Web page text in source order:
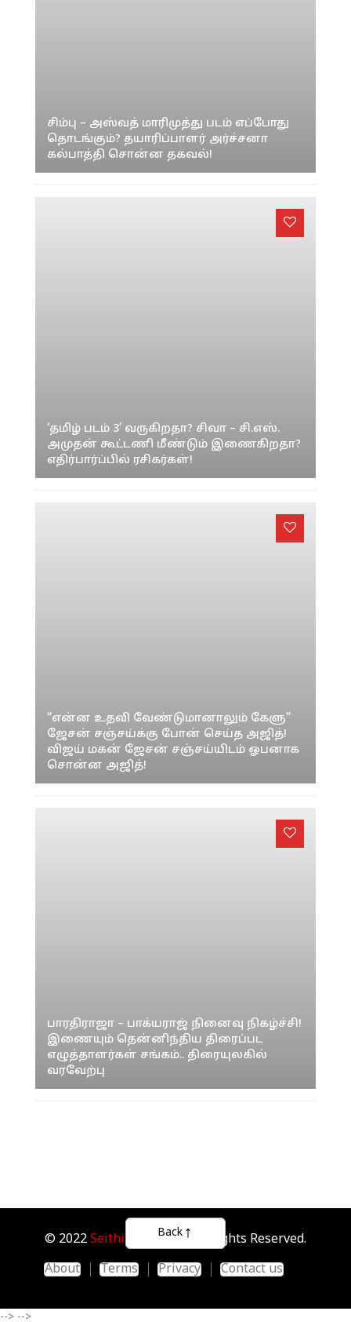
சிம்பு – அஸ்வத் மாரிமுத்து படம் எப்போது
தொடங்கும்? தயாரிப்பாளர் அர்ச்சனா
கல்பாத்தி சொன்ன தகவல்!
‘தமிழ் படம் 3’ வருகிறதா? சிவா – சி.எஸ்.
அமுதன் கூட்டணி மீண்டும் இணைகிறதா?
எதிர்பார்ப்பில் ரசிகர்கள்!
“என்ன உதவி வேண்டுமானாலும் கேளு”
ஜேசன் சஞ்சய்க்கு போன் செய்த அஜித்!
விஜய் மகன் ஜேசன் சஞ்சய்யிடம் ஓபனாக
சொன்ன அஜித்!
பாரதிராஜா – பாக்யராஜ் நினைவு நிகழ்ச்சி!
இணையும் தென்னிந்திய திரைப்பட
எழுத்தாளர்கள் சங்கம்.. திரையுலகில்
வரவேற்பு
© 2022 Seithipunal.com . All Rights Reserved.
About
Terms Privacy Contact us
--> -->
Back